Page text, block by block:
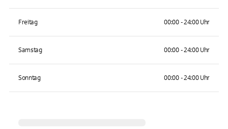
Freitag 00:00 - 24:00 Uhr
Samstag 00:00 - 24:00 Uhr
Sonntag 00:00 - 24:00 Uhr